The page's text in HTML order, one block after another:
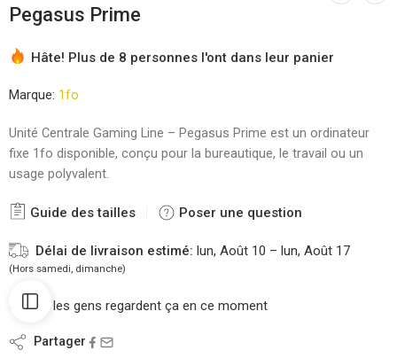
Pegasus Prime
Hâte! Plus de 8 personnes l'ont dans leur panier
Marque: 1fo
Unité Centrale Gaming Line – Pegasus Prime est un ordinateur
fixe 1fo disponible, conçu pour la bureautique, le travail ou un
usage polyvalent.
Guide des tailles Poser une question
Délai de livraison estimé: lun, Août 10 – lun, Août 17
(Hors samedi, dimanche)
39 les gens regardent ça en ce moment
Partager